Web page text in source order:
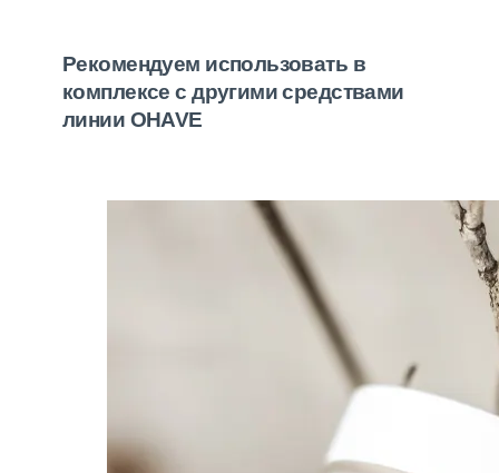
Рекомендуем использовать в
комплексе с другими средствами
линии OHAVE